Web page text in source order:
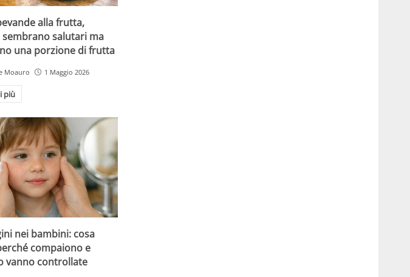
alla frutta,
sembrano salutari ma
una porzione di frutta
Moauro 1 Maggio 2026
più
nei bambini: cosa
compaiono e
vanno controllate